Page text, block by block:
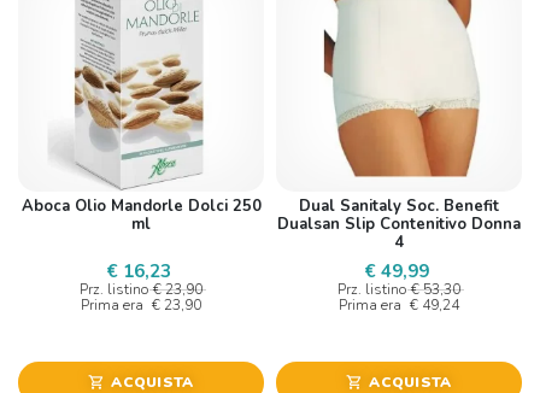
Aboca Olio Mandorle Dolci 250
ml
€ 16,23
Prz. listino € 23,90
Prima era € 23,90
shopping_cart ACQUISTA
Dual Sanitaly Soc. Benefit
Dualsan Slip Contenitivo Donna
4
€ 49,99
Prz. listino € 53,30
Prima era € 49,24
shopping_cart ACQUISTA